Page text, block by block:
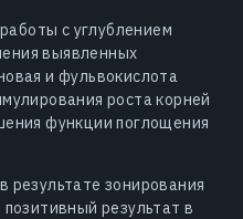
с углублением
выявленных
и фульвокислота
роста корней
функции поглощения
результате зонирования
результат в